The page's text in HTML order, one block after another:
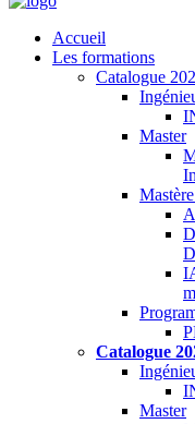
Accueil
Les formations
Catalogue
Master
Catalogue
Master